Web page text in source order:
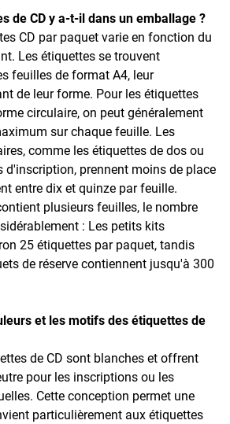
de CD y a-t-il dans un emballage ?
CD par paquet varie en fonction du
Les étiquettes se trouvent
feuilles de format A4, leur
de leur forme. Pour les étiquettes
circulaire, on peut généralement
sur chaque feuille. Les
comme les étiquettes de dos ou
d'inscription, prennent moins de place
entre dix et quinze par feuille.
plusieurs feuilles, le nombre
: Les petits kits
25 étiquettes par paquet, tandis
de réserve contiennent jusqu'à 300
et les motifs des étiquettes de
de CD sont blanches et offrent
pour les inscriptions ou les
Cette conception permet une
particulièrement aux étiquettes